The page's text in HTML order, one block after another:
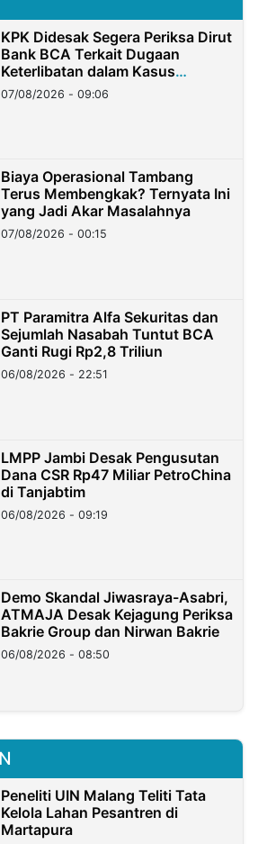
KPK Didesak Segera Periksa Dirut
Bank BCA Terkait Dugaan
Keterlibatan dalam Kasus
Hilangnya Dana Nasabah Rp2,58
Miliar
07/08/2026 - 09:06
Biaya Operasional Tambang
Terus Membengkak? Ternyata Ini
yang Jadi Akar Masalahnya
07/08/2026 - 00:15
PT Paramitra Alfa Sekuritas dan
Sejumlah Nasabah Tuntut BCA
Ganti Rugi Rp2,8 Triliun
06/08/2026 - 22:51
LMPP Jambi Desak Pengusutan
Dana CSR Rp47 Miliar PetroChina
di Tanjabtim
06/08/2026 - 09:19
Demo Skandal Jiwasraya-Asabri,
ATMAJA Desak Kejagung Periksa
Bakrie Group dan Nirwan Bakrie
06/08/2026 - 08:50
Peneliti UIN Malang Teliti Tata
Kelola Lahan Pesantren di
Martapura